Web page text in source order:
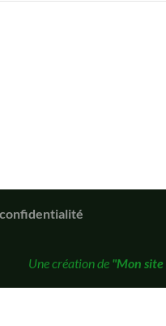
Une création de "Mon site